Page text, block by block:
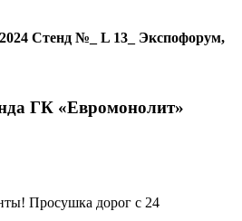
Стенд №_ L 13_ Экспофорум,
ГК «Евромонолит»